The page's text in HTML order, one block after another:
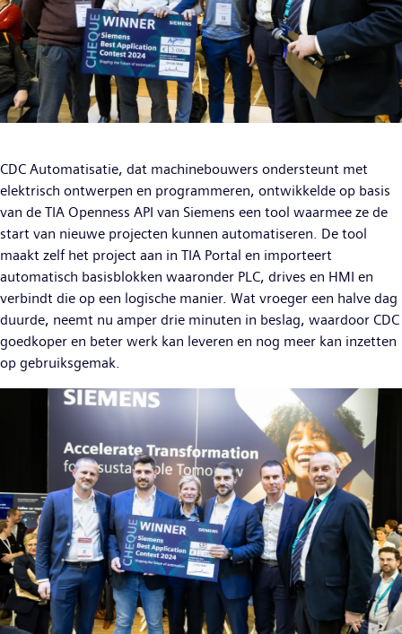
CDC Automatisatie, dat machinebouwers ondersteunt met
elektrisch ontwerpen en programmeren, ontwikkelde op basis
van de TIA Openness API van Siemens een tool waarmee ze de
start van nieuwe projecten kunnen automatiseren. De tool
maakt zelf het project aan in TIA Portal en importeert
automatisch basisblokken waaronder PLC, drives en HMI en
verbindt die op een logische manier. Wat vroeger een halve dag
duurde, neemt nu amper drie minuten in beslag, waardoor CDC
goedkoper en beter werk kan leveren en nog meer kan inzetten
op gebruiksgemak.